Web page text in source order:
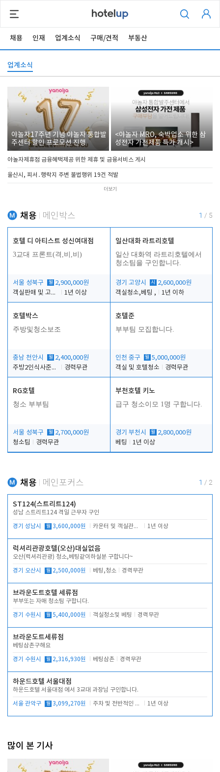
채용 인재 업계소식 구매/견적 부동산
업계소식
야놀자17주년 기념 야놀자 통합발
주센터 할인 프로모션 진행
<야놀자 MRO, 숙박업소 위한 삼
성전자 가전제품 특가 개시>
야놀자제휴점 금융혜택제공 위한 제휴 및 금융서비스 게시
울산시, 피서․행락지 주변 불법행위 19건 적발
더보기
채용 메인박스 1 / 5
호텔 디 아티스트 성신여대점
3교대 프론트(격,비,비)
서울 성북구 월 2,900,000원
객실판매 및 고객응대
1년 이상
일산대화 라트리호텔
일산 대화역 라트리호텔에서
청소팀을 구인합니다.
경기 고양시 시
2,600,000원
객실청소,베팅 ,
1년 이하
호텔박스
주방및청소보조
충남 천안시 월 2,400,000원
주방2인식사준비및청소린렌보조
경력무관
호텔준
부부팀 모집합니다.
인천 중구 월 5,000,000원
객실 및 호텔청소
경력무관
RG호텔
청소 부부팀
서울 성북구 월 2,700,000원
청소팀
경력무관
부천호텔 키노
급구 청소이모 1명 구합니다.
경기 부천시 월 2,800,000원
베팅
1년 이상
채용 메인포커스 1 / 2
ST124(스트리트124)
성남 스트리트124 격일 근무자 구인
경기 성남시 월 3,600,000원 카운터 및 객실관리 전반 1년 이상
럭셔리관광호텔(오산)대실없음
오산(럭셔리관광) 청소,베팅같이하실분 구합니다~
경기 오산시 월 2,500,000원 베팅,청소 경력무관
브라운도트호텔 세류점
부부또는 자매 청소팀 구합니다.
경기 수원시 월 5,400,000원 객실청소및 베팅 경력무관
브라운도트세류점
베팅삼촌구해요
경기 수원시 월 2,316,930원 베팅삼촌 경력무관
하운드호텔 서울대점
하운드호텔 서울대점 에서 3교대 과장님 구인합니다.
서울 관악구 월 3,099,270원 주차 및 전반적인 당번업무 1년 이상
많이 본 기사